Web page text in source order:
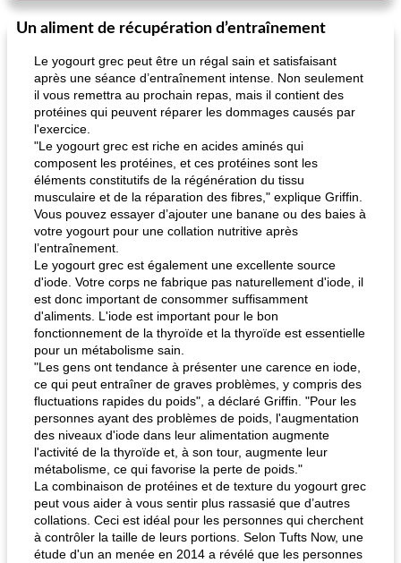
Un aliment de récupération d’entraînement
Le yogourt grec peut être un régal sain et satisfaisant
après une séance d’entraînement intense. Non seulement
il vous remettra au prochain repas, mais il contient des
protéines qui peuvent réparer les dommages causés par
l'exercice.
"Le yogourt grec est riche en acides aminés qui
composent les protéines, et ces protéines sont les
éléments constitutifs de la régénération du tissu
musculaire et de la réparation des fibres," explique Griffin.
Vous pouvez essayer d’ajouter une banane ou des baies à
votre yogourt pour une collation nutritive après
l’entraînement.
Le yogourt grec est également une excellente source
d'iode. Votre corps ne fabrique pas naturellement d'iode, il
est donc important de consommer suffisamment
d'aliments. L'iode est important pour le bon
fonctionnement de la thyroïde et la thyroïde est essentielle
pour un métabolisme sain.
"Les gens ont tendance à présenter une carence en iode,
ce qui peut entraîner de graves problèmes, y compris des
fluctuations rapides du poids", a déclaré Griffin. "Pour les
personnes ayant des problèmes de poids, l'augmentation
des niveaux d'iode dans leur alimentation augmente
l'activité de la thyroïde et, à son tour, augmente leur
métabolisme, ce qui favorise la perte de poids."
La combinaison de protéines et de texture du yogourt grec
peut vous aider à vous sentir plus rassasié que d’autres
collations. Ceci est idéal pour les personnes qui cherchent
à contrôler la taille de leurs portions. Selon Tufts Now, une
étude d'un an menée en 2014 a révélé que les personnes